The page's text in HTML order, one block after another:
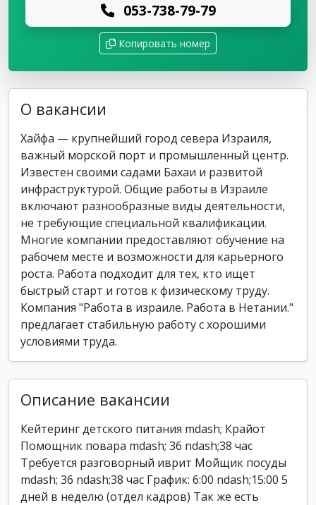
053-738-79-79
Копировать номер
О вакансии
Хайфа — крупнейший город севера Израиля,
важный морской порт и промышленный центр.
Известен своими садами Бахаи и развитой
инфраструктурой. Общие работы в Израиле
включают разнообразные виды деятельности,
не требующие специальной квалификации.
Многие компании предоставляют обучение на
рабочем месте и возможности для карьерного
роста. Работа подходит для тех, кто ищет
быстрый старт и готов к физическому труду.
Компания "Работа в израиле. Работа в Нетании."
предлагает стабильную работу с хорошими
условиями труда.
Описание вакансии
Кейтеринг детского питания mdash; Крайот
Помощник повара mdash; 36 ndash;38 час
Требуется разговорный иврит Мойщик посуды
mdash; 36 ndash;38 час График: 6:00 ndash;15:00 5
дней в неделю (отдел кадров) Так же есть